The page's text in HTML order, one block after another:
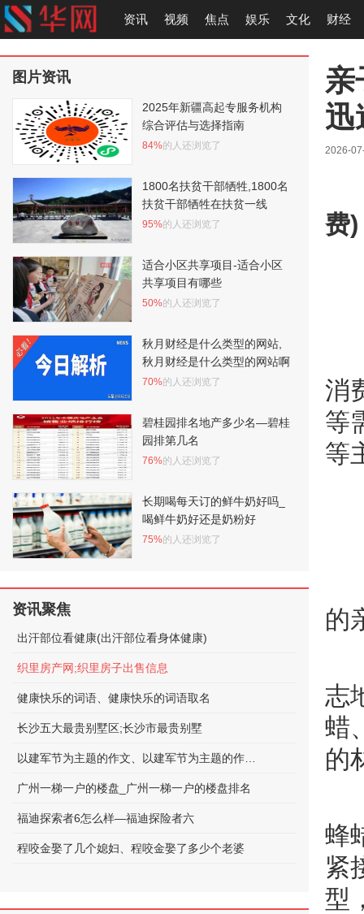
资讯 视频 焦点 娱乐 文化 财经
迅
2026-
费)
消
等
等
的
志
蜡
的
蜂
紧
型
图片资讯
2025年新疆高起专服务机构
综合评估与选择指南
84%的人还浏览了
1800名扶贫干部牺牲,1800名
扶贫干部牺牲在扶贫一线
95%的人还浏览了
适合小区共享项目-适合小区
共享项目有哪些
50%的人还浏览了
秋月财经是什么类型的网站,
秋月财经是什么类型的网站啊
70%的人还浏览了
碧桂园排名地产多少名—碧桂
园排第几名
76%的人还浏览了
长期喝每天订的鲜牛奶好吗_
喝鲜牛奶好还是奶粉好
75%的人还浏览了
资讯聚焦
出汗部位看健康(出汗部位看身体健康)
织里房产网;织里房子出售信息
健康快乐的词语、健康快乐的词语取名
长沙五大最贵别墅区;长沙市最贵别墅
广州一梯一户的楼盘_广州一梯一户的楼盘排名
福迪探索者6怎么样—福迪探险者六
程咬金娶了几个媳妇、程咬金娶了多少个老婆